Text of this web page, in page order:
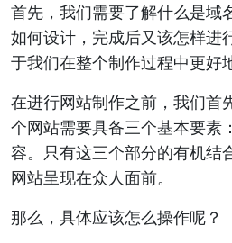
首先，我们需要了解什么是域
如何设计，完成后又该怎样进
于我们在整个制作过程中更好
在进行网站制作之前，我们首
个网站需要具备三个基本要素
容。只有这三个部分的有机结
网站呈现在众人面前。
那么，具体应该怎么操作呢？